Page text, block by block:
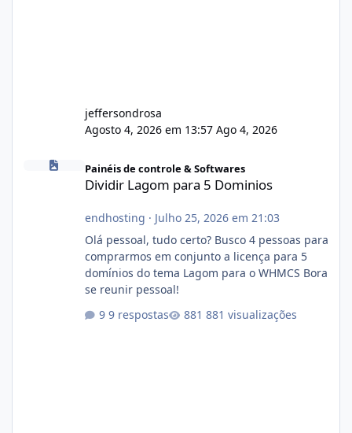
jeffersondrosa
Agosto 4, 2026 em 13:57 Ago 4, 2026
Dividir Lagom para 5 Dominios
Painéis de controle & Softwares
Dividir Lagom para 5 Dominios
endhosting · Julho 25, 2026 em 21:03
Olá pessoal, tudo certo? Busco 4 pessoas para
comprarmos em conjunto a licença para 5
domínios do tema Lagom para o WHMCS Bora
se reunir pessoal!
9 respostas
881 visualizações